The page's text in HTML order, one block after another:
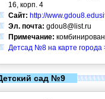
16, корп. 4
Сайт: http://
Эл. почта: gdou8@list.ru
Примечание:
Детсад №8 на карте города
сад №9